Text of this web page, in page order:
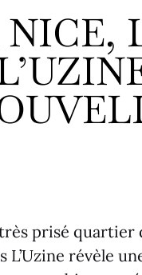
prisé
L’Uzine révèle